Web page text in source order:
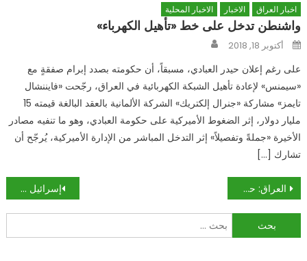
اخبار العراق الاخبار الاخبار المحلية
واشنطن تدخل على خط «تأهيل الكهرباء»
Posted
onأكتوبر 18, 2018
على رغم إعلان حيدر العبادي، مسبقاً، أن حكومته بصدد إبرام صفقةٍ مع
«سيمنس» لإعادة تأهيل الشبكة الكهربائية في العراق، رجّحت «فايننشال
تايمز» مشاركة «جنرال إلكتريك» الشركة الألمانية بالعقد البالغة قيمته 15
مليار دولار، إثر الضغوط الأميركية على حكومة العبادي، وهو ما تنفيه مصادر
الأخيرة «جملةً وتفصيلاً» إثر التدخل المباشر من الإدارة الأميركية، يُرجّح أن
تشارك […]
تصفّح
المقالات
إسرائيل «مقيّدة» جنوباً وشمالاً: أيّ مغامرة وعلى أي جبهة؟ العراق: حكومة ناقصة في فيلم أميركي طويل!
البحث
عن: